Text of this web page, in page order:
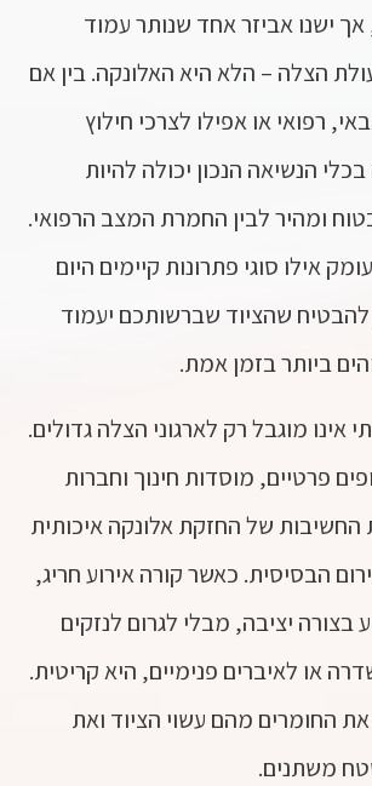
ישנו אביזר אחד שנותר עמוד
הצלה – הלא היא האלונקה. בין אם
רפואי או אפילו לצרכי חילוץ
הנשיאה הנכון יכולה להיות
ומהיר לבין החמרת המצב הרפואי.
אילו סוגי פתרונות קיימים היום
להבטיח שהציוד שברשותכם יעמוד
ביותר בזמן אמת.
אינו מוגבל רק לארגוני הצלה גדולים.
פרטיים, מוסדות חינוך וחברות
החשיבות של החזקת אלונקה איכותית
הבסיסית. כאשר קורה אירוע חריג,
בצורה יציבה, מבלי לגרום לנזקים
או לאיברים פנימיים, היא קריטית.
החומרים מהם עשוי הציוד ואת
משתנים.